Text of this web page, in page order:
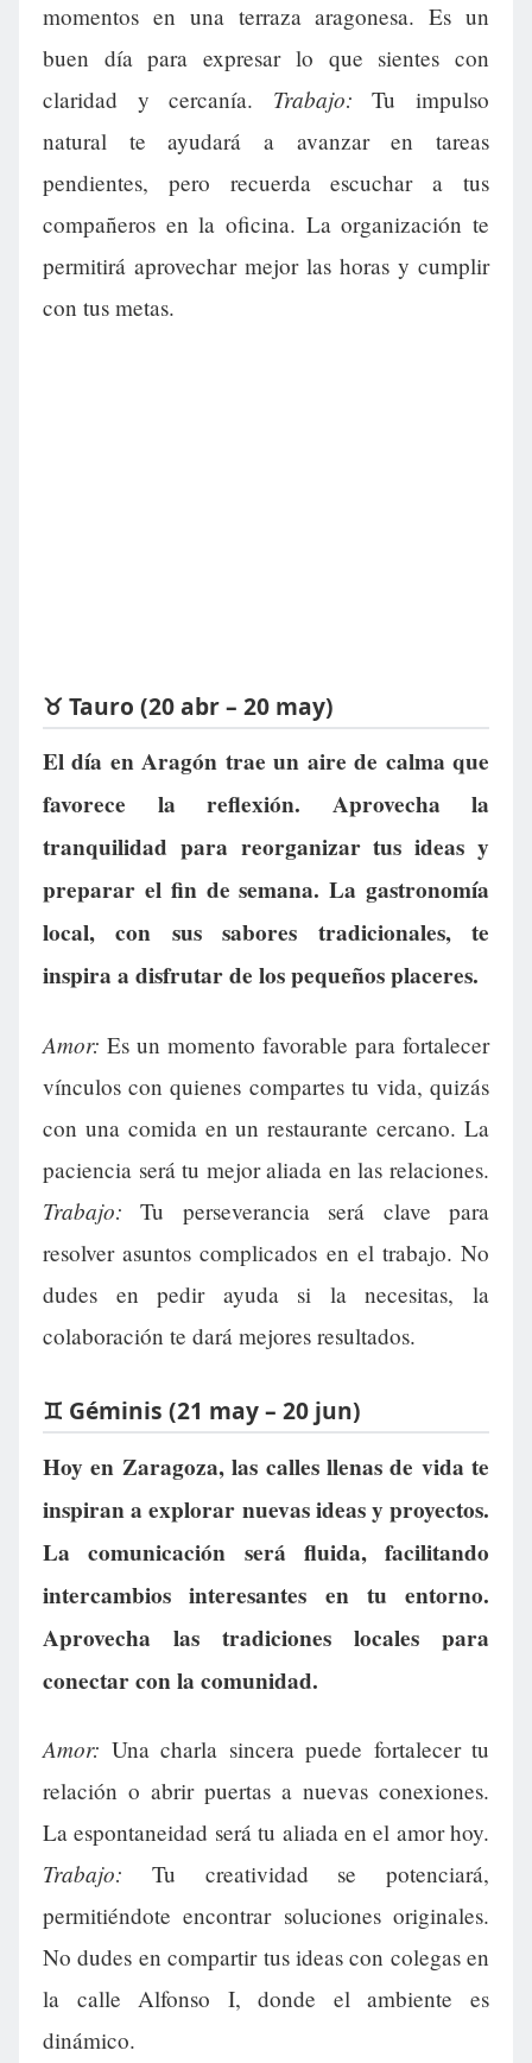
momentos en una terraza aragonesa. Es un
buen día para expresar lo que sientes con
claridad y cercanía. Trabajo: Tu impulso
natural te ayudará a avanzar en tareas
pendientes, pero recuerda escuchar a tus
compañeros en la oficina. La organización te
permitirá aprovechar mejor las horas y cumplir
con tus metas.
♉ Tauro (20 abr – 20 may)
El día en Aragón trae un aire de calma que
favorece la reflexión. Aprovecha la
tranquilidad para reorganizar tus ideas y
preparar el fin de semana. La gastronomía
local, con sus sabores tradicionales, te
inspira a disfrutar de los pequeños placeres.
Amor: Es un momento favorable para fortalecer
vínculos con quienes compartes tu vida, quizás
con una comida en un restaurante cercano. La
paciencia será tu mejor aliada en las relaciones.
Trabajo: Tu perseverancia será clave para
resolver asuntos complicados en el trabajo. No
dudes en pedir ayuda si la necesitas, la
colaboración te dará mejores resultados.
♊ Géminis (21 may – 20 jun)
Hoy en Zaragoza, las calles llenas de vida te
inspiran a explorar nuevas ideas y proyectos.
La comunicación será fluida, facilitando
intercambios interesantes en tu entorno.
Aprovecha las tradiciones locales para
conectar con la comunidad.
Amor: Una charla sincera puede fortalecer tu
relación o abrir puertas a nuevas conexiones.
La espontaneidad será tu aliada en el amor hoy.
Trabajo: Tu creatividad se potenciará,
permitiéndote encontrar soluciones originales.
No dudes en compartir tus ideas con colegas en
la calle Alfonso I, donde el ambiente es
dinámico.